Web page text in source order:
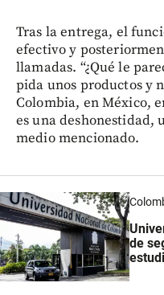
Tras la entrega, el
efectivo y
llamadas. “¿Qué le
pida unos productos y
Colombia, en México,
es una deshonestidad,
medio mencionado.
de